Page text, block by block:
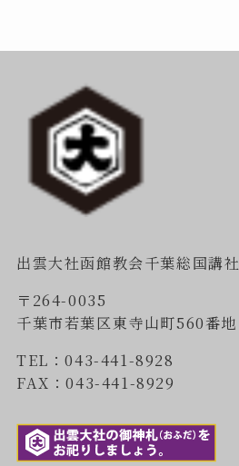
出雲大社函館教会千葉総国講社
〒264-0035
千葉市若葉区東寺山町560番地
TEL：043-441-8928
FAX：043-441-8929